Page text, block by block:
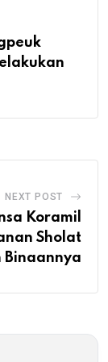
NEXT POST
Koramil
Sholat
Binaannya